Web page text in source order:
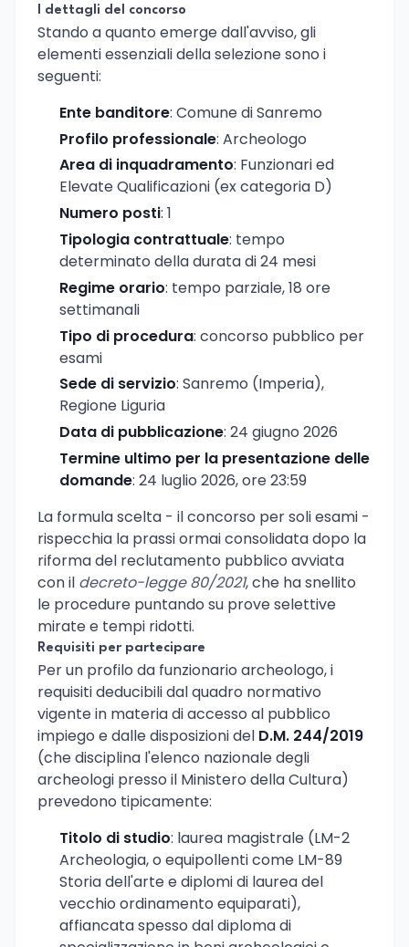
I dettagli del concorso
Stando a quanto emerge dall'avviso, gli
elementi essenziali della selezione sono i
seguenti:
Ente banditore: Comune di Sanremo
Profilo professionale: Archeologo
Area di inquadramento: Funzionari ed
Elevate Qualificazioni (ex categoria D)
Numero posti: 1
Tipologia contrattuale: tempo
determinato della durata di 24 mesi
Regime orario: tempo parziale, 18 ore
settimanali
Tipo di procedura: concorso pubblico per
esami
Sede di servizio: Sanremo (Imperia),
Regione Liguria
Data di pubblicazione: 24 giugno 2026
Termine ultimo per la presentazione delle
domande: 24 luglio 2026, ore 23:59
La formula scelta - il concorso per soli esami -
rispecchia la prassi ormai consolidata dopo la
riforma del reclutamento pubblico avviata
con il decreto-legge 80/2021, che ha snellito
le procedure puntando su prove selettive
mirate e tempi ridotti.
Requisiti per partecipare
Per un profilo da funzionario archeologo, i
requisiti deducibili dal quadro normativo
vigente in materia di accesso al pubblico
impiego e dalle disposizioni del D.M. 244/2019
(che disciplina l'elenco nazionale degli
archeologi presso il Ministero della Cultura)
prevedono tipicamente:
Titolo di studio: laurea magistrale (LM-2
Archeologia, o equipollenti come LM-89
Storia dell'arte e diplomi di laurea del
vecchio ordinamento equiparati),
affiancata spesso dal diploma di